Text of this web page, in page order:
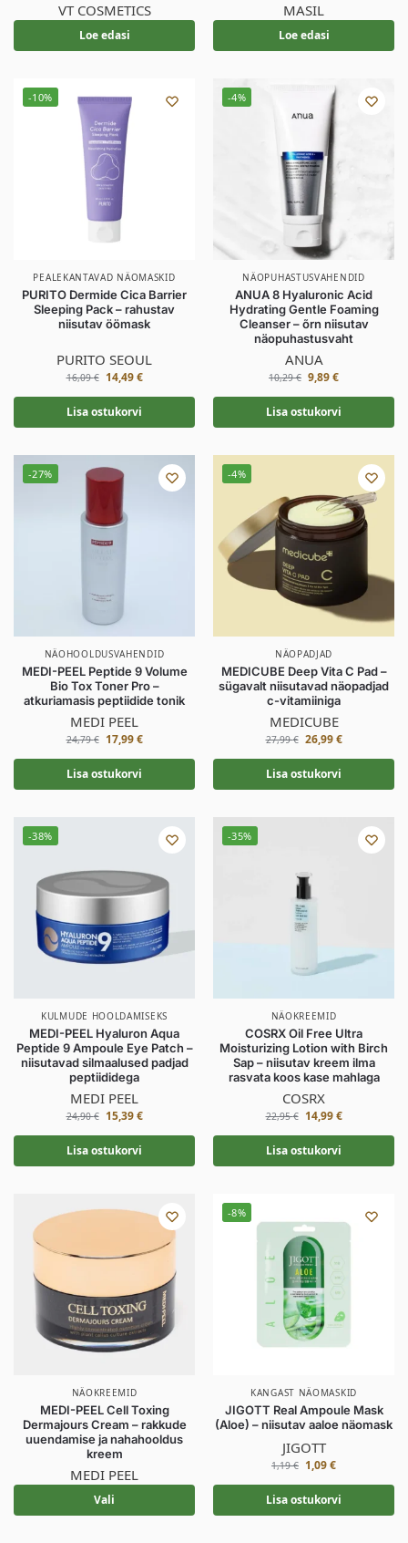
VT COSMETICS
Loe edasi
MASIL
Loe edasi
-10%
PEALEKANTAVAD NÄOMASKID
PURITO Dermide Cica Barrier
Sleeping Pack – rahustav
niisutav öömask
PURITO SEOUL
16,09€ 14,49€
Lisa ostukorvi
-4%
NÄOPUHASTUSVAHENDID
ANUA 8 Hyaluronic Acid
Hydrating Gentle Foaming
Cleanser – õrn niisutav
näopuhastusvaht
ANUA
10,29€ 9,89€
Lisa ostukorvi
-27%
NÄOHOOLDUSVAHENDID
MEDI-PEEL Peptide 9 Volume
Bio Tox Toner Pro –
atkuriamasis peptiidide tonik
MEDI PEEL
24,79€ 17,99€
Lisa ostukorvi
-4%
NÄOPADJAD
MEDICUBE Deep Vita C Pad –
sügavalt niisutavad näopadjad
c-vitamiiniga
MEDICUBE
27,99€ 26,99€
Lisa ostukorvi
-38%
KULMUDE HOOLDAMISEKS
MEDI-PEEL Hyaluron Aqua
Peptide 9 Ampoule Eye Patch –
niisutavad silmaalused padjad
peptiididega
MEDI PEEL
24,90€ 15,39€
Lisa ostukorvi
-35%
NÄOKREEMID
COSRX Oil Free Ultra
Moisturizing Lotion with Birch
Sap – niisutav kreem ilma
rasvata koos kase mahlaga
COSRX
22,95€ 14,99€
Lisa ostukorvi
NÄOKREEMID
MEDI-PEEL Cell Toxing
Dermajours Cream – rakkude
uuendamise ja nahahooldus
kreem
MEDI PEEL
Vali
-8%
KANGAST NÄOMASKID
JIGOTT Real Ampoule Mask
(Aloe) – niisutav aaloe näomask
JIGOTT
1,19€ 1,09€
Lisa ostukorvi